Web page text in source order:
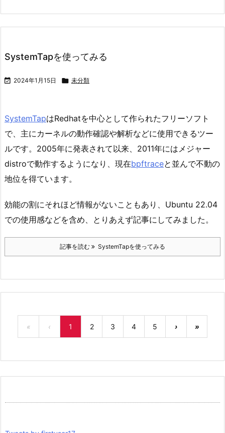
SystemTapを使ってみる
 2024年1月15日  未分類
SystemTapはRedhatを中心として作られたフリーソフト
で、主にカーネルの動作確認や解析などに使用できるツー
ルです。2005年に発表されて以来、2011年にはメジャー
distroで動作するようになり、現在bpftraceと並んで不動の
地位を得ています。
効能の割にそれほど情報がないこともあり、Ubuntu 22.04
での使用感などを含め、とりあえず記事にしてみました。
記事を読む SystemTapを使ってみる
« ‹ 1 2 3 4 5 › »